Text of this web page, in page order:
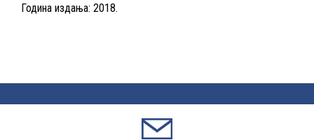
Година издања: 2018.